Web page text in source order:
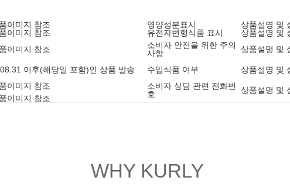
이미지 참조 영양성분표시
상품설명 및
이미지 참조 유전자변형식품 표시
상품설명 및
이미지 참조
소비자 안전을 위한 주의
사항
상품설명 및
이후(해당일 포함)인 상품 발송 수입식품 여부
상품설명 및
이미지 참조
소비자 상담 관련 전화번
호
상품설명 및
이미지 참조
WHY KURLY